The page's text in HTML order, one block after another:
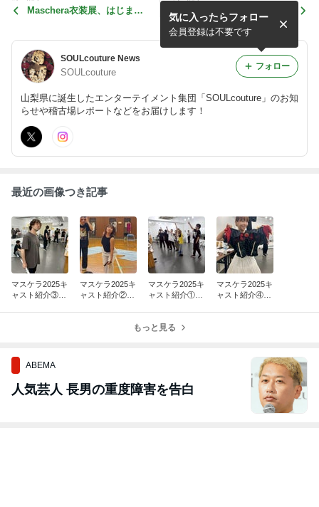
Maschera衣装展、はじまる
壮麗！灼熱！！舞台写
真！！！(2幕)
SOULcouture News
SOULcouture
山梨県に誕生したエンターテイメント集団「SOULcouture」のお知
らせや稽古場レポートなどをお届けします！
気に入ったらフォロー
会員登録は不要です
フォロー
最近の画像つき記事
マスケラ2025キ
ャスト紹介③
マスケラ2025キ
ャスト紹介②
マスケラ2025キ
ャスト紹介①
マスケラ2025キ
ャスト紹介④
もっと見る
ABEMA
人気芸人 長男の重度障害を告白